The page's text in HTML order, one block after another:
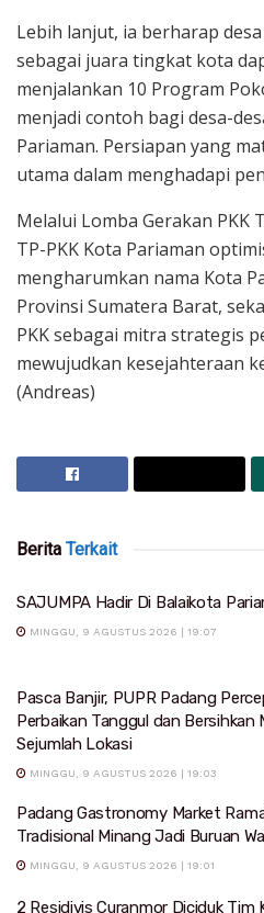
Lebih lanjut, ia berharap
sebagai juara tingkat kota
menjalankan 10 Program
menjadi contoh bagi desa-
Pariaman. Persiapan yang
utama dalam menghadapi
Melalui Lomba Gerakan PKK
TP-PKK Kota Pariaman
mengharumkan nama Kota
Provinsi Sumatera Barat,
PKK sebagai mitra strategis
mewujudkan kesejahteraan
(Andreas)
Berita Terkait
SAJUMPA Hadir Di Balaikota
MINGGU, 9 AGUSTUS 2026 | 19:07
Pasca Banjir, PUPR Padang
Perbaikan Tanggul dan Bersihkan
Sejumlah Lokasi
MINGGU, 9 AGUSTUS 2026 | 19:03
Padang Gastronomy Market
Tradisional Minang Jadi Buruan
MINGGU, 9 AGUSTUS 2026 | 19:01
2 Residivis Curanmor Diciduk Tim